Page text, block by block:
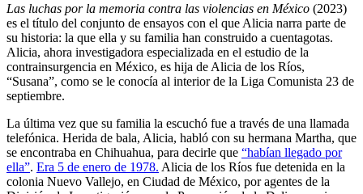
Las luchas por la memoria contra las violencias en México (2023)
es el título del conjunto de ensayos con el que Alicia narra parte de
su historia: la que ella y su familia han construido a cuentagotas.
Alicia, ahora investigadora especializada en el estudio de la
contrainsurgencia en México, es hija de Alicia de los Ríos,
“Susana”, como se le conocía al interior de la Liga Comunista 23 de
septiembre.
La última vez que su familia la escuchó fue a través de una llamada
telefónica. Herida de bala, Alicia, habló con su hermana Martha, que
se encontraba en Chihuahua, para decirle que “habían llegado por
ella”. Era 5 de enero de 1978. Alicia de los Ríos fue detenida en la
colonia Nuevo Vallejo, en Ciudad de México, por agentes de la